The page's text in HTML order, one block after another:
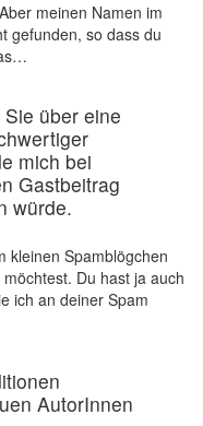
meinen Namen im
gefunden, so dass du
über eine
mich bei
Gastbeitrag
würde.
kleinen Spamblögchen
Du hast ja auch
ich an deiner Spam
AutorInnen